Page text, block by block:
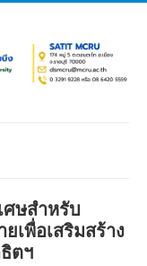
ศษสำหรับ
เพื่อเสริมสร้าง
ตฯ